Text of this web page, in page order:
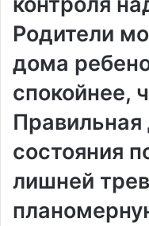
Родители
дома
спокойнее,
Правильная
состояния
лишней